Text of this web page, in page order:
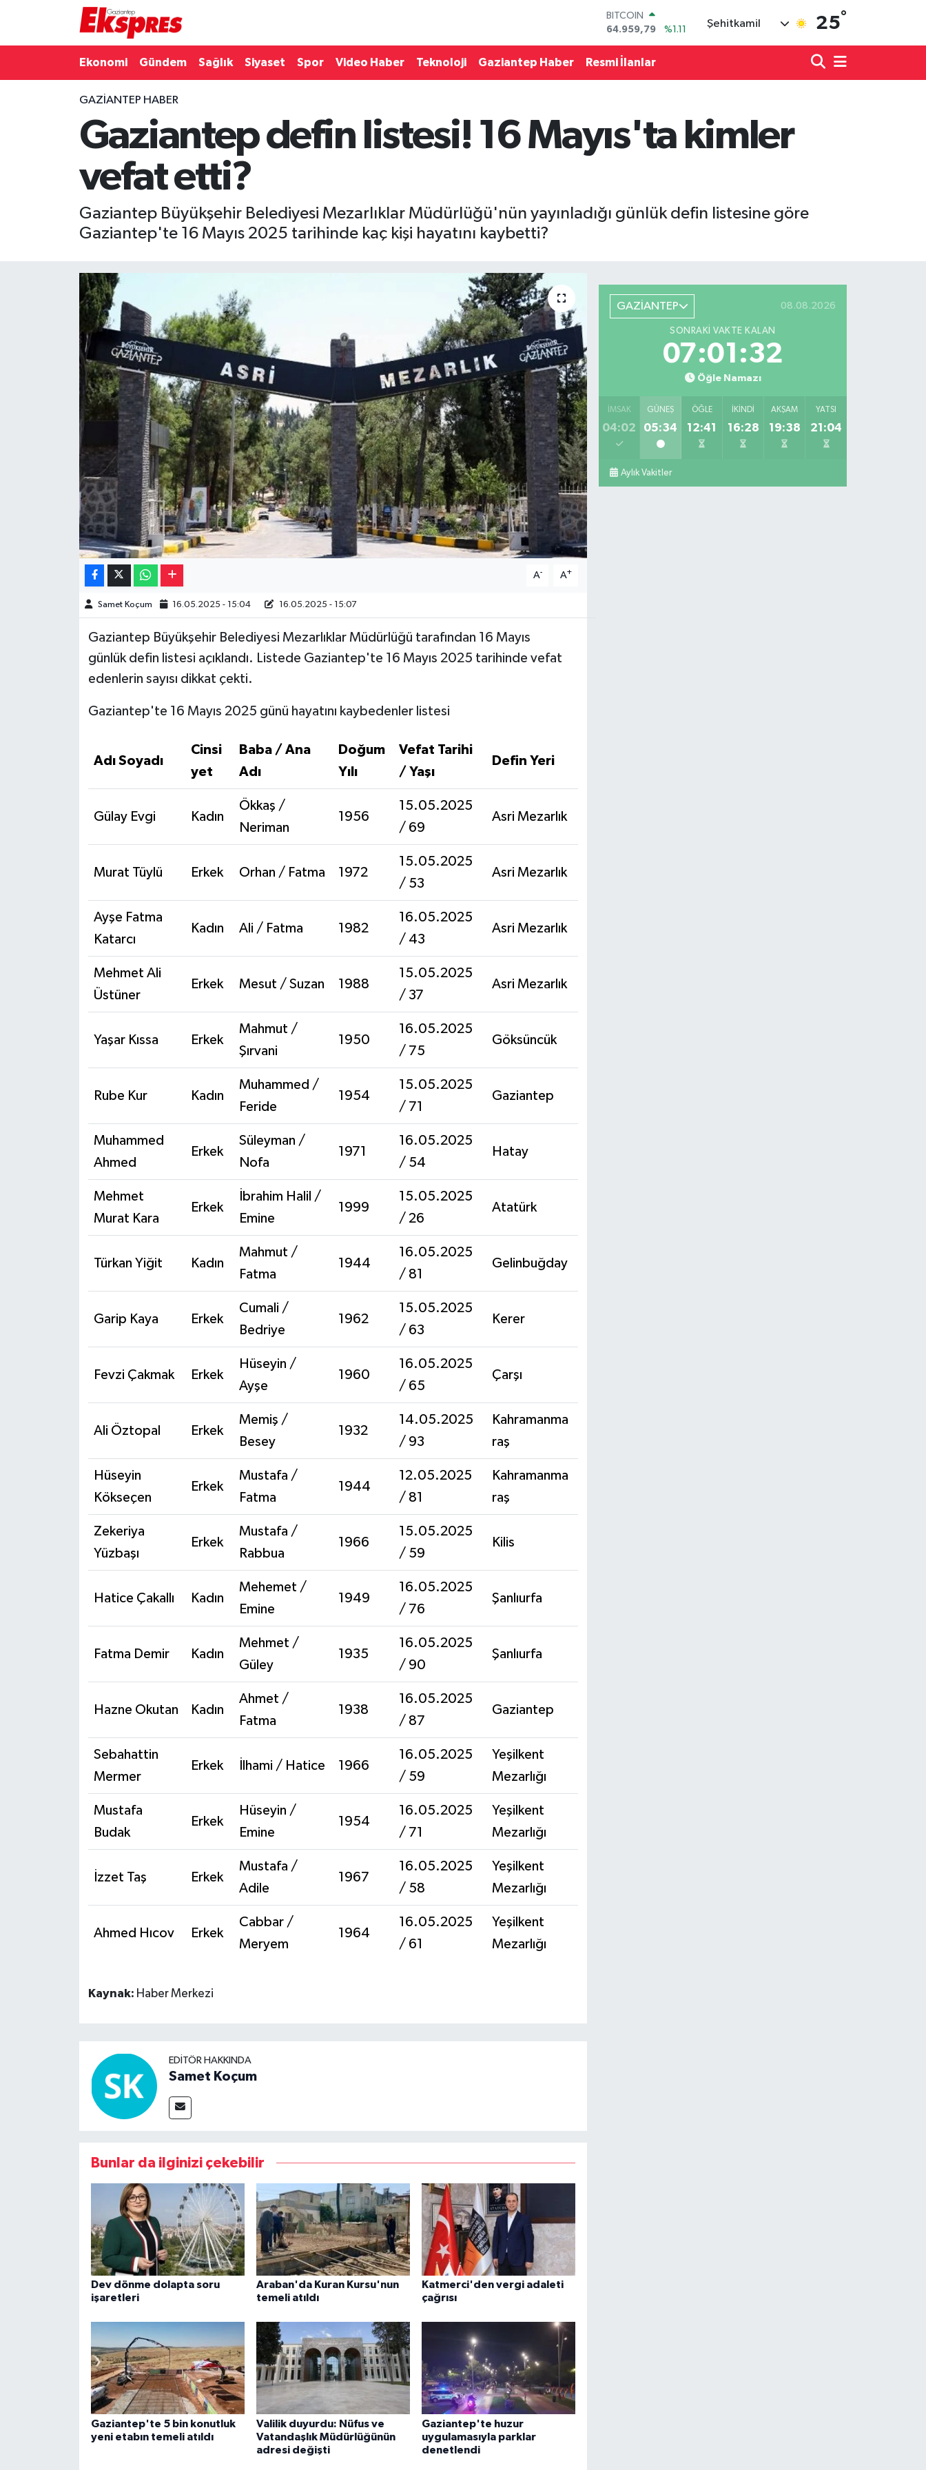
DOLAR
47,7436
%0.18
EURO
55,2510
BİST100
13.779
%-14
Şehitkamil 25°
Ekonomi Gündem Sağlık Siyaset Spor Video Haber Teknoloji Gaziantep Haber Resmi İlanlar
GAZIANTEP HABER
Gaziantep defin listesi! 16 Mayıs'ta kimler
vefat etti?
Gaziantep Büyükşehir Belediyesi Mezarlıklar Müdürlüğü'nün yayınladığı günlük defin listesine göre
Gaziantep'te 16 Mayıs 2025 tarihinde kaç kişi hayatını kaybetti?
A- A+
Samet Koçum 16.05.2025 - 15:04 16.05.2025 - 15:07
Gaziantep Büyükşehir Belediyesi Mezarlıklar Müdürlüğü tarafından 16 Mayıs
günlük defin listesi açıklandı. Listede Gaziantep'te 16 Mayıs 2025 tarihinde vefat
edenlerin sayısı dikkat çekti.
Gaziantep'te 16 Mayıs 2025 günü hayatını kaybedenler listesi
Adı Soyadı
Cinsi
yet
Baba / Ana
Adı
Doğum
Yılı
Vefat Tarihi
/ Yaşı
Defin Yeri
Gülay Evgi Kadın
Ökkaş /
Neriman
1956
15.05.2025
/ 69
Asri Mezarlık
Murat Tüylü Erkek Orhan / Fatma 1972
15.05.2025
/ 53
Asri Mezarlık
Ayşe Fatma
Katarcı
Kadın Ali / Fatma 1982
16.05.2025
/ 43
Asri Mezarlık
Mehmet Ali
Üstüner
Erkek Mesut / Suzan 1988
15.05.2025
/ 37
Asri Mezarlık
Yaşar Kıssa Erkek
Mahmut /
Şırvani
1950
16.05.2025
/ 75
Göksüncük
Rube Kur Kadın
Muhammed /
Feride
1954
15.05.2025
/ 71
Gaziantep
Muhammed
Ahmed
Erkek
Süleyman /
Nofa
1971
16.05.2025
/ 54
Hatay
Mehmet
Murat Kara
Erkek
İbrahim Halil /
Emine
1999
15.05.2025
/ 26
Atatürk
Türkan Yiğit Kadın
Mahmut /
Fatma
1944
16.05.2025
/ 81
Gelinbuğday
Garip Kaya Erkek
Cumali /
Bedriye
1962
15.05.2025
/ 63
Kerer
Fevzi Çakmak Erkek
Hüseyin /
Ayşe
1960
16.05.2025
/ 65
Çarşı
Ali Öztopal Erkek
Memiş /
Besey
1932
14.05.2025
/ 93
Kahramanma
raş
Hüseyin
Kökseçen
Erkek
Mustafa /
Fatma
1944
12.05.2025
/ 81
Kahramanma
raş
Zekeriya
Yüzbaşı
Erkek
Mustafa /
Rabbua
1966
15.05.2025
/ 59
Kilis
Hatice Çakallı Kadın
Mehemet /
Emine
1949
16.05.2025
/ 76
Şanlıurfa
Fatma Demir Kadın
Mehmet /
Güley
1935
16.05.2025
/ 90
Şanlıurfa
Hazne Okutan Kadın
Ahmet /
Fatma
1938
16.05.2025
/ 87
Gaziantep
Sebahattin
Mermer
Erkek İlhami / Hatice 1966
16.05.2025
/ 59
Yeşilkent
Mezarlığı
Mustafa
Budak
Erkek
Hüseyin /
Emine
1954
16.05.2025
/ 71
Yeşilkent
Mezarlığı
İzzet Taş Erkek
Mustafa /
Adile
1967
16.05.2025
/ 58
Yeşilkent
Mezarlığı
Ahmed Hıcov Erkek
Cabbar /
Meryem
1964
16.05.2025
/ 61
Yeşilkent
Mezarlığı
Kaynak: Haber Merkezi
EDITÖR HAKKINDA
Samet Koçum
Bunlar da ilginizi çekebilir
Dev dönme dolapta soru
işaretleri
Araban'da Kuran Kursu'nun
temeli atıldı
Katmerci'den vergi adaleti
çağrısı
Gaziantep'te 5 bin konutluk
yeni etabın temeli atıldı
Valilik duyurdu: Nüfus ve
Vatandaşlık Müdürlüğünün
adresi değişti
Gaziantep'te huzur
uygulamasıyla parklar
denetlendi
GAZİANTEP 08.08.2026
SONRAKI VAKTE KALAN
07:01:31
Öğle Namazı
İMSAK
04:02
GÜNEŞ
05:34
ÖĞLE
12:41
İKINDI
16:28
AKŞAM
19:38
YATSI
21:04
Aylık Vakitler
Gaziantep son dakika
Haberler
Magazin
Resmi İlanlar
Sinemalar
Siyaset
Puan Durumu ve Fikstür
Son Dakika Haberleri
Haber Arşivi